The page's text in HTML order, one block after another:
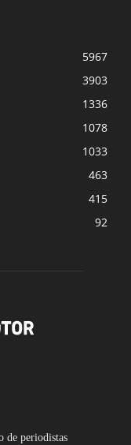
5967
3903
1336
1078
1033
463
415
92
de periodistas